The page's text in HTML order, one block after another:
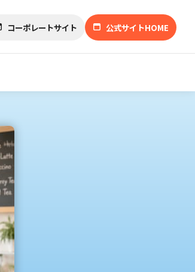
コーポレートサイト 公式サイトHOME